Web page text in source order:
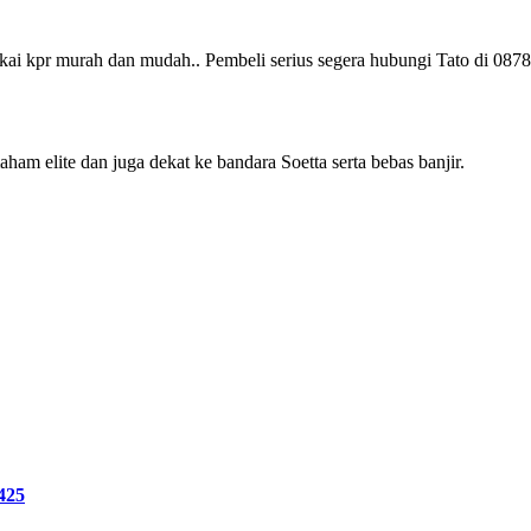
kpr murah dan mudah.. Pembeli serius segera hubungi Tato di
elite dan juga dekat ke bandara Soetta serta bebas banjir.